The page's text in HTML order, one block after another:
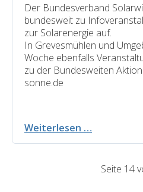
Der Bundesverband
bundesweit zu
zur Solarenergie auf.
In Grevesmühlen und
Woche ebenfalls
zu der Bundesweiten
sonne.de
Weiterlesen …
auch
der
Seite 14